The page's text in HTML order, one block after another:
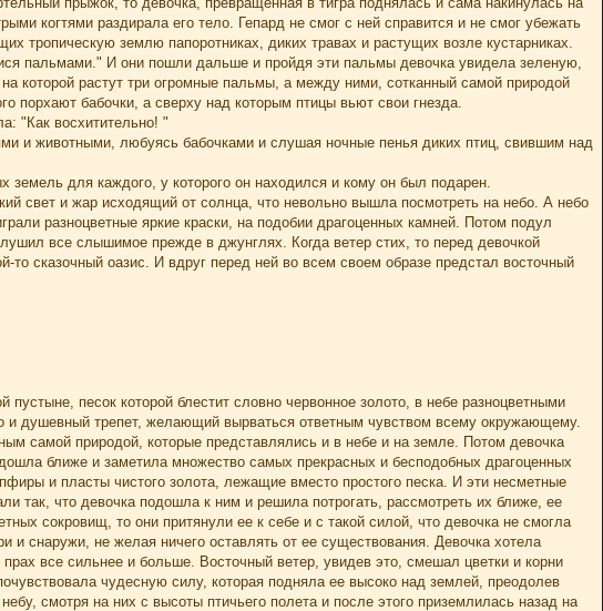
когтями раздирала его тело. Гепард не смог с ней справится и не смог убежать
тропическую землю папоротниках, диких травах и растущих возле кустарниках.
пальмами." И они пошли дальше и пройдя эти пальмы девочка увидела зеленую,
которой растут три огромные пальмы, а между ними, сотканный самой природой
порхают бабочки, а сверху над которым птицы вьют свои гнезда.
"Как восхитительно! "
и животными, любуясь бабочками и слушая ночные пенья диких птиц, свившим над
для каждого, у которого он находился и кому он был подарен.
свет и жар исходящий от солнца, что невольно вышла посмотреть на небо. А небо
разноцветные яркие краски, на подобии драгоценных камней. Потом подул
все слышимое прежде в джунглях. Когда ветер стих, то перед девочкой
то сказочный оазис. И вдруг перед ней во всем своем образе предстал восточный
песок которой блестит словно червонное золото, в небе разноцветными
и душевный трепет, желающий вырваться ответным чувством всему окружающему.
самой природой, которые представлялись и в небе и на земле. Потом девочка
ближе и заметила множество самых прекрасных и бесподобных драгоценных
и пласты чистого золота, лежащие вместо простого песка. И эти несметные
так, что девочка подошла к ним и решила потрогать, рассмотреть их ближе, ее
сокровищ, то они притянули ее к себе и с такой силой, что девочка не смогла
снаружи, не желая ничего оставлять от ее существования. Девочка хотела
все сильнее и больше. Восточный ветер, увидев это, смешал цветки и корни
чудесную силу, которая подняла ее высоко над землей, преодолев
смотря на них с высоты птичьего полета и после этого приземлилась назад на